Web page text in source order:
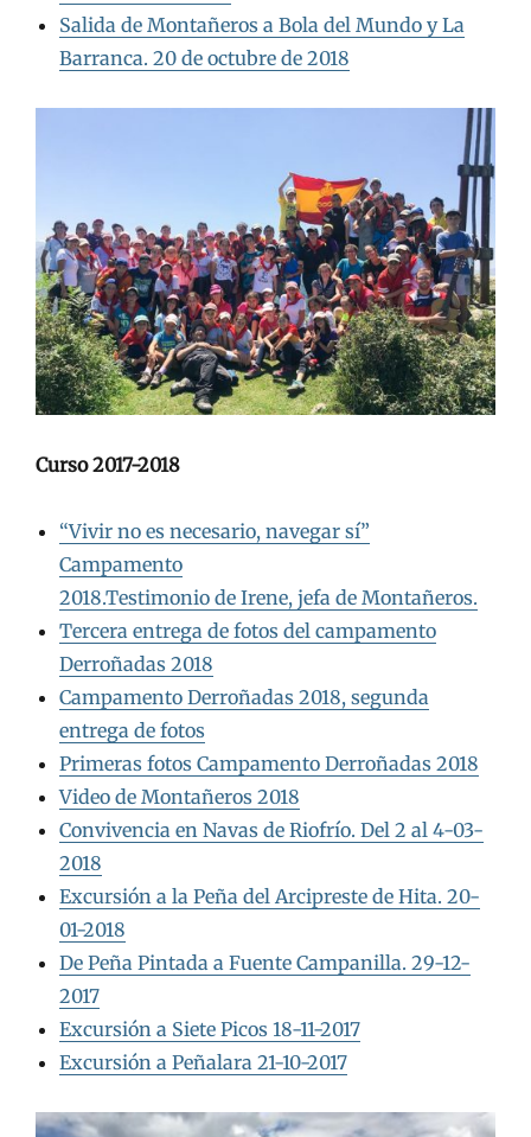
Salida de Montañeros a Bola del Mundo y La
Barranca. 20 de octubre de 2018
Curso 2017-2018
“Vivir no es necesario, navegar sí”
Campamento
2018.Testimonio de Irene, jefa de Montañeros.
Tercera entrega de fotos del campamento
Derroñadas 2018
Campamento Derroñadas 2018, segunda
entrega de fotos
Primeras fotos Campamento Derroñadas 2018
Video de Montañeros 2018
Convivencia en Navas de Riofrío. Del 2 al 4-03-
2018
Excursión a la Peña del Arcipreste de Hita. 20-
01-2018
De Peña Pintada a Fuente Campanilla. 29-12-
2017
Excursión a Siete Picos 18-11-2017
Excursión a Peñalara 21-10-2017